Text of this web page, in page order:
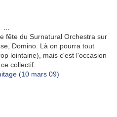
fête du Surnatural Orchestra sur
Domino. Là on pourra tout
lointaine), mais c'est l'occasion
collectif.
(10 mars 09)